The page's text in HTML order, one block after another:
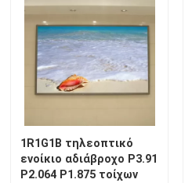
1R1G1B τηλεοπτικό
ενοίκιο αδιάβροχο P3.91
P2.064 P1.875 τοίχων